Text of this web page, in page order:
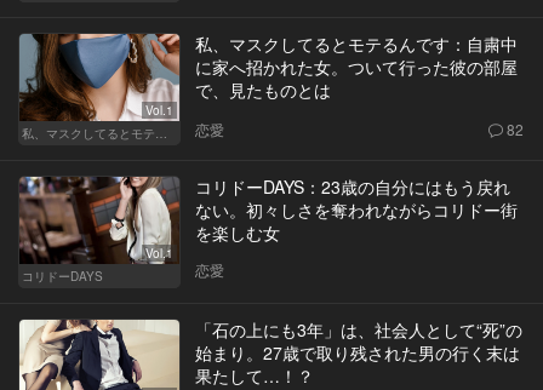
Vol.1
私、マスクしてるとモテるんです
私、マスクしてるとモテるんです：自粛中
に家へ招かれた女。ついて行った彼の部屋
で、見たものとは
恋愛 82
Vol.1
コリドーDAYS
コリドーDAYS：23歳の自分にはもう戻れ
ない。初々しさを奪われながらコリドー街
を楽しむ女
恋愛
「石の上にも3年」は、社会人として“死”の
始まり。27歳で取り残された男の行く末は
果たして…！？